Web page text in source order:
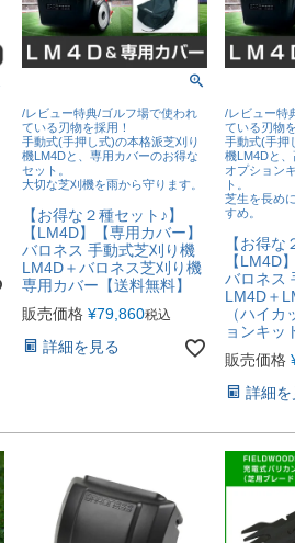
/レビュー特典/ゴルフ場で使われ
ている刃物を採用！
手動式(手押し式)の本格派芝刈り
機LM4Dと、専用カバーのお得な
セット。
大切な芝刈機を雨から守ります。
【お得な２種セット♪】
【LM4D】【専用カバー】
バロネス 手動式芝刈り機
LM4D＋バロネス芝刈り機
専用カバー【送料無料】
販売価格 ¥79,860税込
詳細を見る
/レビュー特
ている刃物
手動式(手押
機LM4Dと
オプション
ト。
芝生を長め
すめ。
【お得な
【LM4D
バロネス
LM4D＋
（ハイ
ョンキッ
販売価格
詳細を